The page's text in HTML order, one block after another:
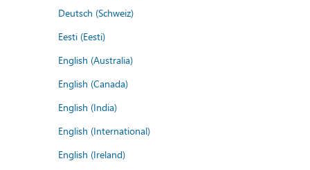
Deutsch (Schweiz)
Eesti (Eesti)
English (Australia)
English (Canada)
English (India)
English (International)
English (Ireland)